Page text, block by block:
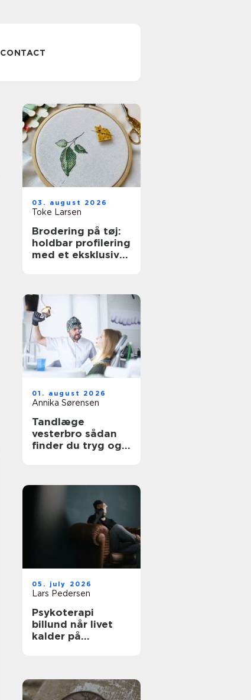
CONTACT
03. august 2026
Toke Larsen
Brodering på tøj:
holdbar profilering
med et eksklusivt
01. august 2026
Annika Sørensen
Tandlæge
vesterbro sådan
finder du tryg og
05. july 2026
Lars Pedersen
Psykoterapi
billund når livet
kalder på